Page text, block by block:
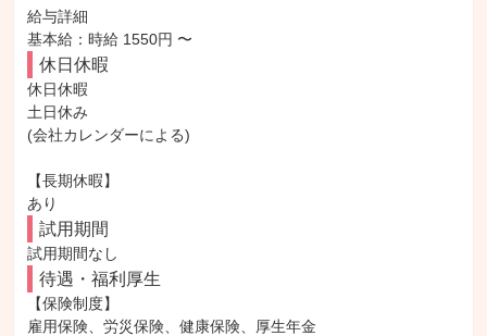
給与詳細
基本給：時給 1550円 〜
休日休暇
休日休暇
土日休み
(会社カレンダーによる)
【長期休暇】
あり
試用期間
試用期間なし
待遇・福利厚生
【保険制度】
雇用保険、労災保険、健康保険、厚生年金